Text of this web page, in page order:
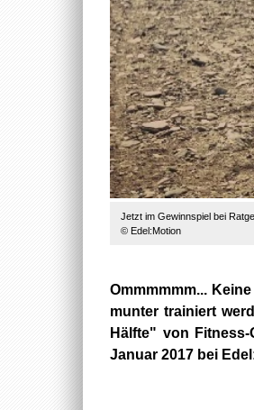
Jetzt im Gewinnspiel bei
© Edel:Motion
Ommmmmm...
munter trainiert
Hälfte" von
Januar 2017 bei